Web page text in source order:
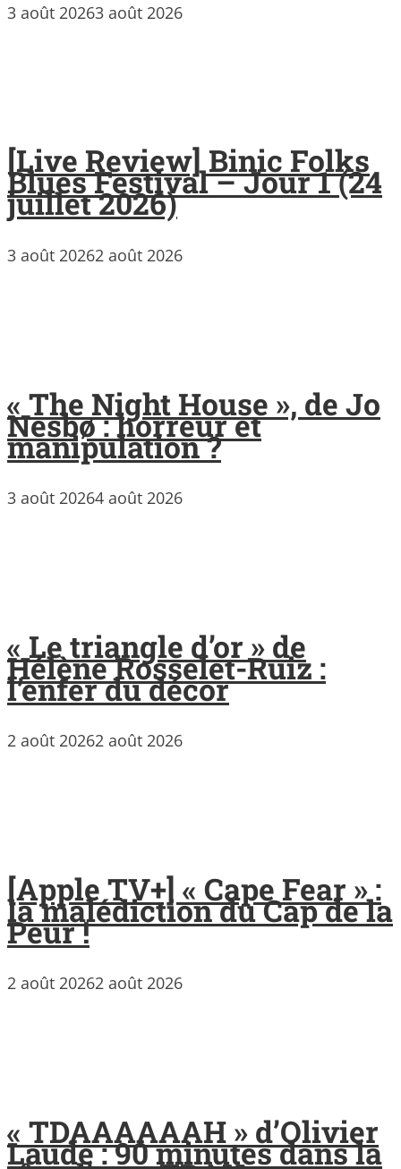
3 août 20263 août 2026
[Live Review] Binic Folks
Blues Festival – Jour 1 (24
juillet 2026)
3 août 20262 août 2026
« The Night House », de Jo
Nesbø : horreur et
manipulation ?
3 août 20264 août 2026
« Le triangle d’or » de
Hélène Rosselet-Ruiz :
l’enfer du décor
2 août 20262 août 2026
[Apple TV+] « Cape Fear » :
la malédiction du Cap de la
Peur !
2 août 20262 août 2026
« TDAAAAAAH » d’Olivier
Laude : 90 minutes dans la